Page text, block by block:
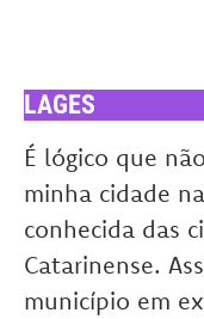
LAGES
É lógico que
minha cidade
conhecida das
Catarinense.
município em